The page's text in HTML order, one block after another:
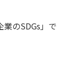
業のSDGs」で